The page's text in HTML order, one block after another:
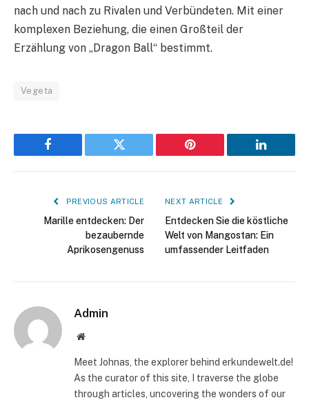
nach und nach zu Rivalen und Verbündeten. Mit einer
komplexen Beziehung, die einen Großteil der
Erzählung von „Dragon Ball“ bestimmt.
Vegeta
Facebook Twitter Pinterest LinkedIn
PREVIOUS ARTICLE
Marille entdecken: Der
bezaubernde
Aprikosengenuss
NEXT ARTICLE
Entdecken Sie die köstliche
Welt von Mangostan: Ein
umfassender Leitfaden
Admin
Website
Meet Johnas, the explorer behind erkundewelt.de!
As the curator of this site, I traverse the globe
through articles, uncovering the wonders of our